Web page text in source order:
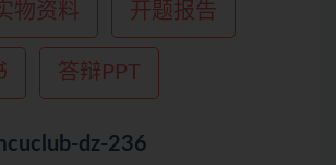
物资料 开题报告
答辩PPT
dz-236